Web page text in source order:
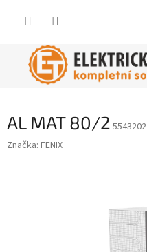
AL MAT 80/2 5543202
Značka: FENIX